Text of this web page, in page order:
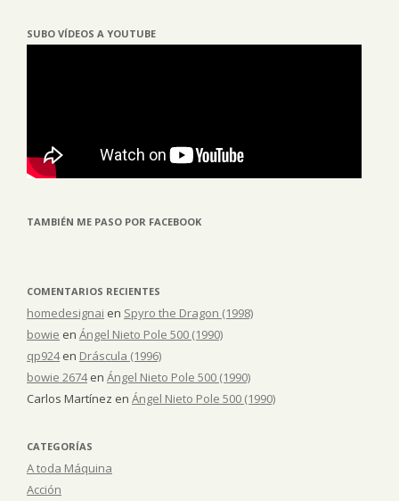
SUBO VÍDEOS A YOUTUBE
TAMBIÉN ME PASO POR FACEBOOK
COMENTARIOS RECIENTES
homedesignai en Spyro the Dragon (1998)
bowie en Ángel Nieto Pole 500 (1990)
qp924en Dráscula (1996)
bowie 2674en Ángel Nieto Pole 500 (1990)
Carlos Martínez en Ángel Nieto Pole 500 (1990)
CATEGORÍAS
A toda Máquina
Acción